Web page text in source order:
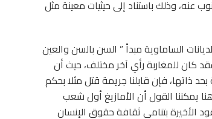
وذلك باستناد إلى حيثيات معينة مثل
الساماوية مبدأ ” السن بالسن والعين
كان للمغاربة رأي آخر مختلف، حيث أن
ذاتها، فإن قابلنا جريمة قتل مثلا بحكم
يمكننا القول أن الأمازيغ أول شعب
الأخيرة بتنامي ثقافة حقوق الإنسان